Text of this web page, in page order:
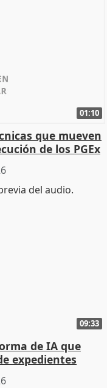
01:10
que mueven
de los PGEx
09:33
de IA que
expedientes